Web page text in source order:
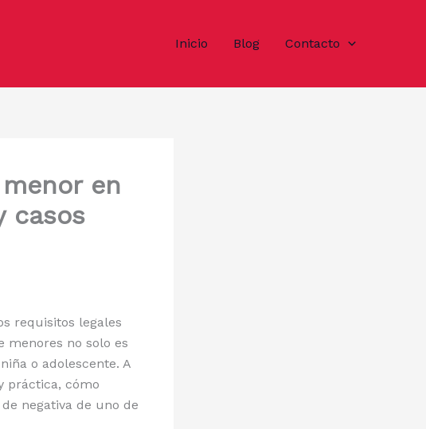
Inicio Blog Contacto
en
casos
requisitos legales
menores no solo es
o adolescente. A
práctica, cómo
negativa de uno de